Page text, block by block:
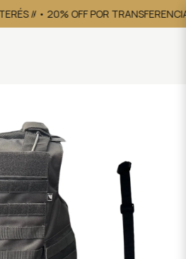
// • 20% OFF POR TRANSFERENCIA